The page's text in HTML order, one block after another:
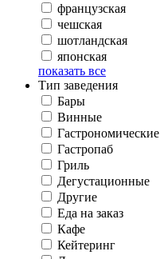
французская
чешская
шотландская
японская
показать все
Тип заведения
Бары
Винные
Гастрономические
Гастропаб
Гриль
Дегустационные
Другие
Еда на заказ
Кафе
Кейтеринг